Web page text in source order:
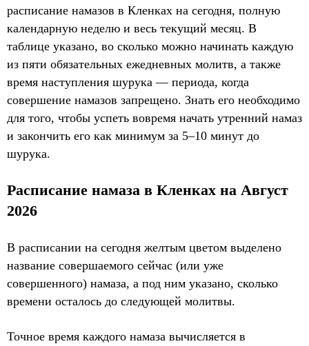
расписание намазов в Кленках на сегодня, полную
календарную неделю и весь текущий месяц. В
таблице указано, во сколько можно начинать каждую
из пяти обязательных ежедневных молитв, а также
время наступления шурука — периода, когда
совершение намазов запрещено. Знать его необходимо
для того, чтобы успеть вовремя начать утренний намаз
и закончить его как минимум за 5–10 минут до
шурука.
Расписание намаза в Кленках на Август
2026
В расписании на сегодня желтым цветом выделено
название совершаемого сейчас (или уже
совершенного) намаза, а под ним указано, сколько
времени осталось до следующей молитвы.
Точное время каждого намаза вычисляется в